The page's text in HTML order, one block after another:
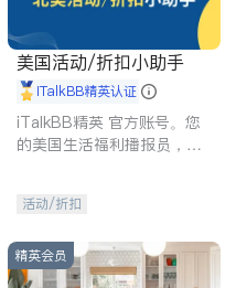
美国活动/折扣小助手
iTalkBB精英认证
iTalkBB精英 官方账号。您
的美国生活福利播报员，精
专属福利。
活动/折扣
精英会员